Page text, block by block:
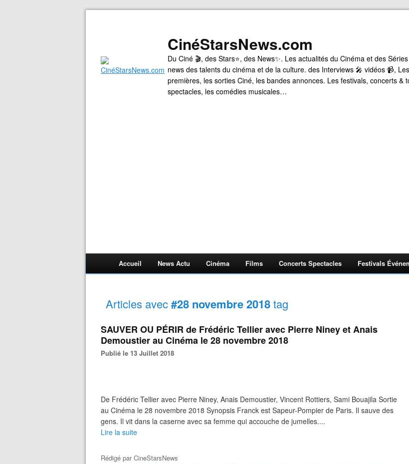
CinéStarsNews.com
Du Ciné 🎬, des Stars⭐, des News✨. Les actualités du Cinéma et des
news des talents du cinéma et de la culture. des Interviews 🎤 vidéos 📹,
premières, les sorties Ciné, les bandes annonces. Les festivals, concerts &
spectacles, les comédies musicales…
Accueil News Actu Cinéma Films Concerts Spectacles Festivals
Articles avec#28 novembre 2018tag
SAUVER OU PÉRIR de Frédéric Tellier avec Pierre Niney et Anais
Demoustier au Cinéma le 28 novembre 2018
Publié le 13 Juillet 2018
De Frédéric Tellier avec Pierre Niney, Anais Demoustier, Vincent Rottiers, Sami Bouajila Sortie
au Cinéma le 28 novembre 2018 Synopsis Franck est Sapeur-Pompier de Paris. Il sauve des
gens. Il vit dans la caserne avec sa femme qui accouche de jumelles....
Lire la suite
Rédigé parCineStarsNews